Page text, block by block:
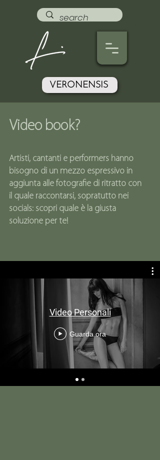
VERONENSIS
Video book?
Artisti, cantanti e performers hanno
bisogno di un mezzo espressivo in
aggiunta alle fotografie di ritratto con
il quale raccontarsi, sopratutto nei
socials: scopri quale è la giusta
soluzione per te!
Video Personali
Guarda ora